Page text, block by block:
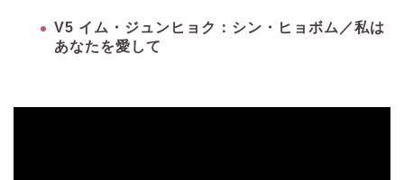
V5 イム・ジュンヒョク：シン・ヒョボム／私は
あなたを愛して